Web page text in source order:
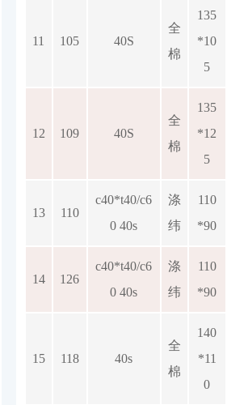
11 105 40S
全
棉
135
*10
5
12 109 40S
全
棉
135
*12
5
13 110
c40*t40/c6
0 40s
涤
纬
110
*90
14 126
c40*t40/c6
0 40s
涤
纬
110
*90
15 118 40s
全
棉
140
*11
0